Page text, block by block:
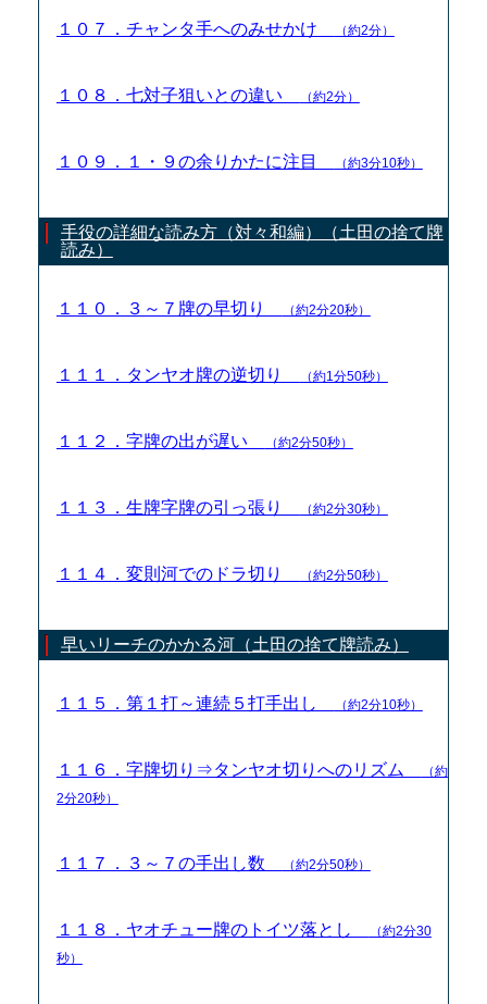
１０７．チャンタ手へのみせかけ （約2分）
１０８．七対子狙いとの違い （約2分）
１０９．１・９の余りかたに注目 （約3分10秒）
手役の詳細な読み方（対々和編）（土田の捨て牌
読み）
１１０．３～７牌の早切り （約2分20秒）
１１１．タンヤオ牌の逆切り （約1分50秒）
１１２．字牌の出が遅い （約2分50秒）
１１３．生牌字牌の引っ張り （約2分30秒）
１１４．変則河でのドラ切り （約2分50秒）
早いリーチのかかる河（土田の捨て牌読み）
１１５．第１打～連続５打手出し （約2分10秒）
１１６．字牌切り⇒タンヤオ切りへのリズム
（約
2分20秒）
１１７．３～７の手出し数 （約2分50秒）
１１８．ヤオチュー牌のトイツ落とし
（約2分30
秒）